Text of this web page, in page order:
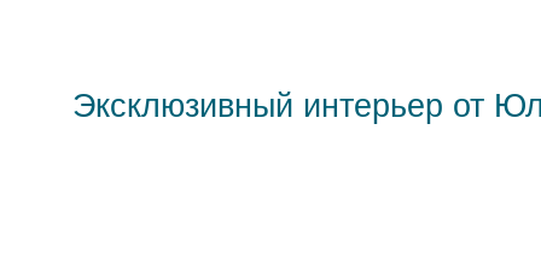
Эксклюзивный интерьер от